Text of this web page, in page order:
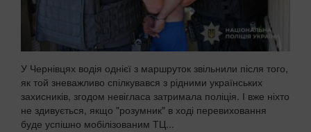
У Чернівцях водія однієї з маршруток звільнили після того,
як той зневажливо спілкувався з рідними українських
захисників, згодом невігласа затримала поліція. І вже ніхто
не здивується, якщо "розумник" в ході перевиховання
буде успішно мобілізованим ТЦ...